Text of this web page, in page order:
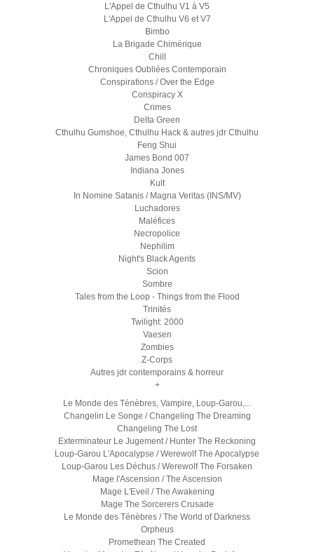
L'Appel de Cthulhu V1 à V5
L'Appel de Cthulhu V6 et V7
Bimbo
La Brigade Chimérique
Chill
Chroniques Oubliées Contemporain
Conspirations / Over the Edge
Conspiracy X
Crimes
Delta Green
Cthulhu Gumshoe, Cthulhu Hack & autres jdr Cthulhu
Feng Shui
James Bond 007
Indiana Jones
Kult
In Nomine Satanis / Magna Veritas (INS/MV)
Luchadores
Maléfices
Necropolice
Nephilim
Night's Black Agents
Scion
Sombre
Tales from the Loop - Things from the Flood
Trinités
Twilight: 2000
Vaesen
Zombies
Z-Corps
Autres jdr contemporains & horreur
+
Le Monde des Ténèbres, Vampire, Loup-Garou,...
Changelin Le Songe / Changeling The Dreaming
Changeling The Lost
Exterminateur Le Jugement / Hunter The Reckoning
Loup-Garou L'Apocalypse / Werewolf The Apocalypse
Loup-Garou Les Déchus / Werewolf The Forsaken
Mage l'Ascension / The Ascension
Mage L'Eveil / The Awakening
Mage The Sorcerers Crusade
Le Monde des Ténèbres / The World of Darkness
Orpheus
Promethean The Created